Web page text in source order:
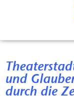
Theaterstadtführung „Mägde, Macht
und
durch die